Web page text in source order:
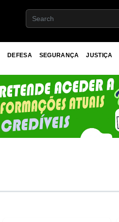
DEFESA SEGURANÇA JUSTIÇA